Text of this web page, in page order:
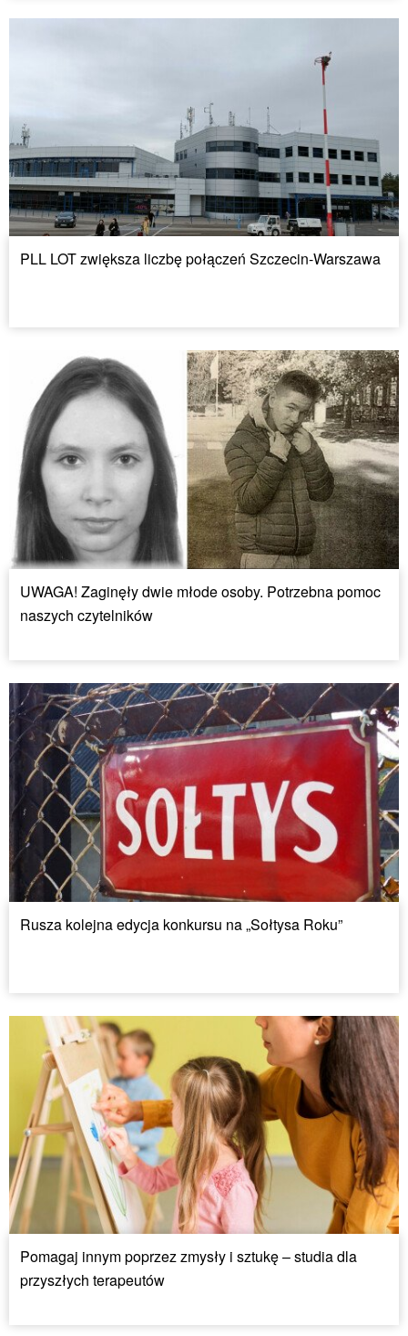
PLL LOT zwiększa liczbę połączeń Szczecin-Warszawa
UWAGA! Zaginęły dwie młode osoby. Potrzebna pomoc
naszych czytelników
Rusza kolejna edycja konkursu na „Sołtysa Roku”
Pomagaj innym poprzez zmysły i sztukę – studia dla
przyszłych terapeutów